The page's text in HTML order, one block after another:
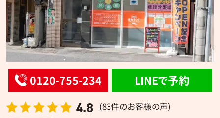
4.8 (83件のお客様の声)
0120-755-234 LINEで予約